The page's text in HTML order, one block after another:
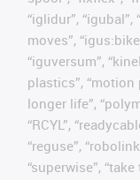
“iglidur”,
moves”,
“iguversum”,
plastics”, “motion
longer life”,
“RCYL”,
“reguse”,
“superwise”,